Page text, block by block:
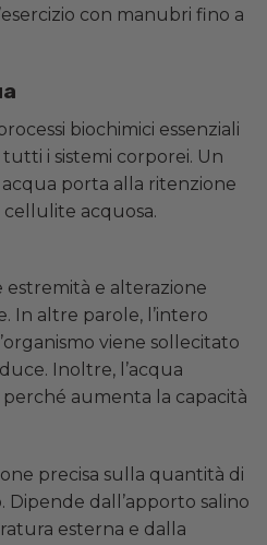
con manubri fino a
biochimici essenziali
i sistemi corporei. Un
porta alla ritenzione
cellulite acquosa.
e alterazione
In altre parole, l’intero
viene sollecitato
Inoltre, l’acqua
aumenta la capacità
precisa sulla quantità di
Dipende dall’apporto salino
esterna e dalla